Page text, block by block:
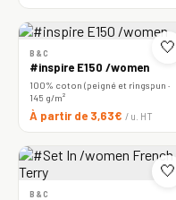
🤍
B&C
#inspire E150 /women
100% coton (peigné et ringspun ·
145 g/m²
À partir de 3,63€ / u. HT
🤍
B&C